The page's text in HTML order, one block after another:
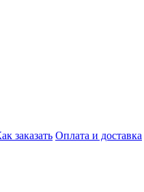
заказать Оплата и доставка